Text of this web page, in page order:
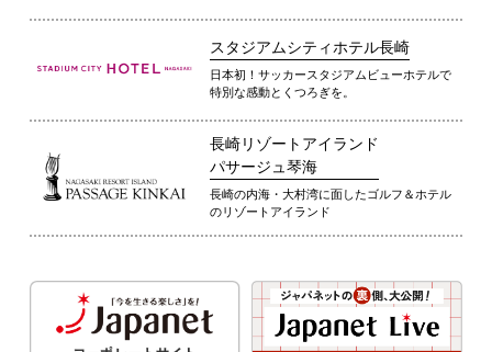
スタジアムシティホテル長崎
日本初！サッカースタジアムビューホテルで
特別な感動とくつろぎを。
長崎リゾートアイランド
パサージュ琴海
長崎の内海・大村湾に面したゴルフ＆ホテル
のリゾートアイランド